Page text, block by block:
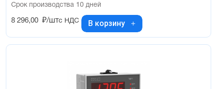
Срок производства 10 дней
8 296,00 ₽/штс НДС В корзину